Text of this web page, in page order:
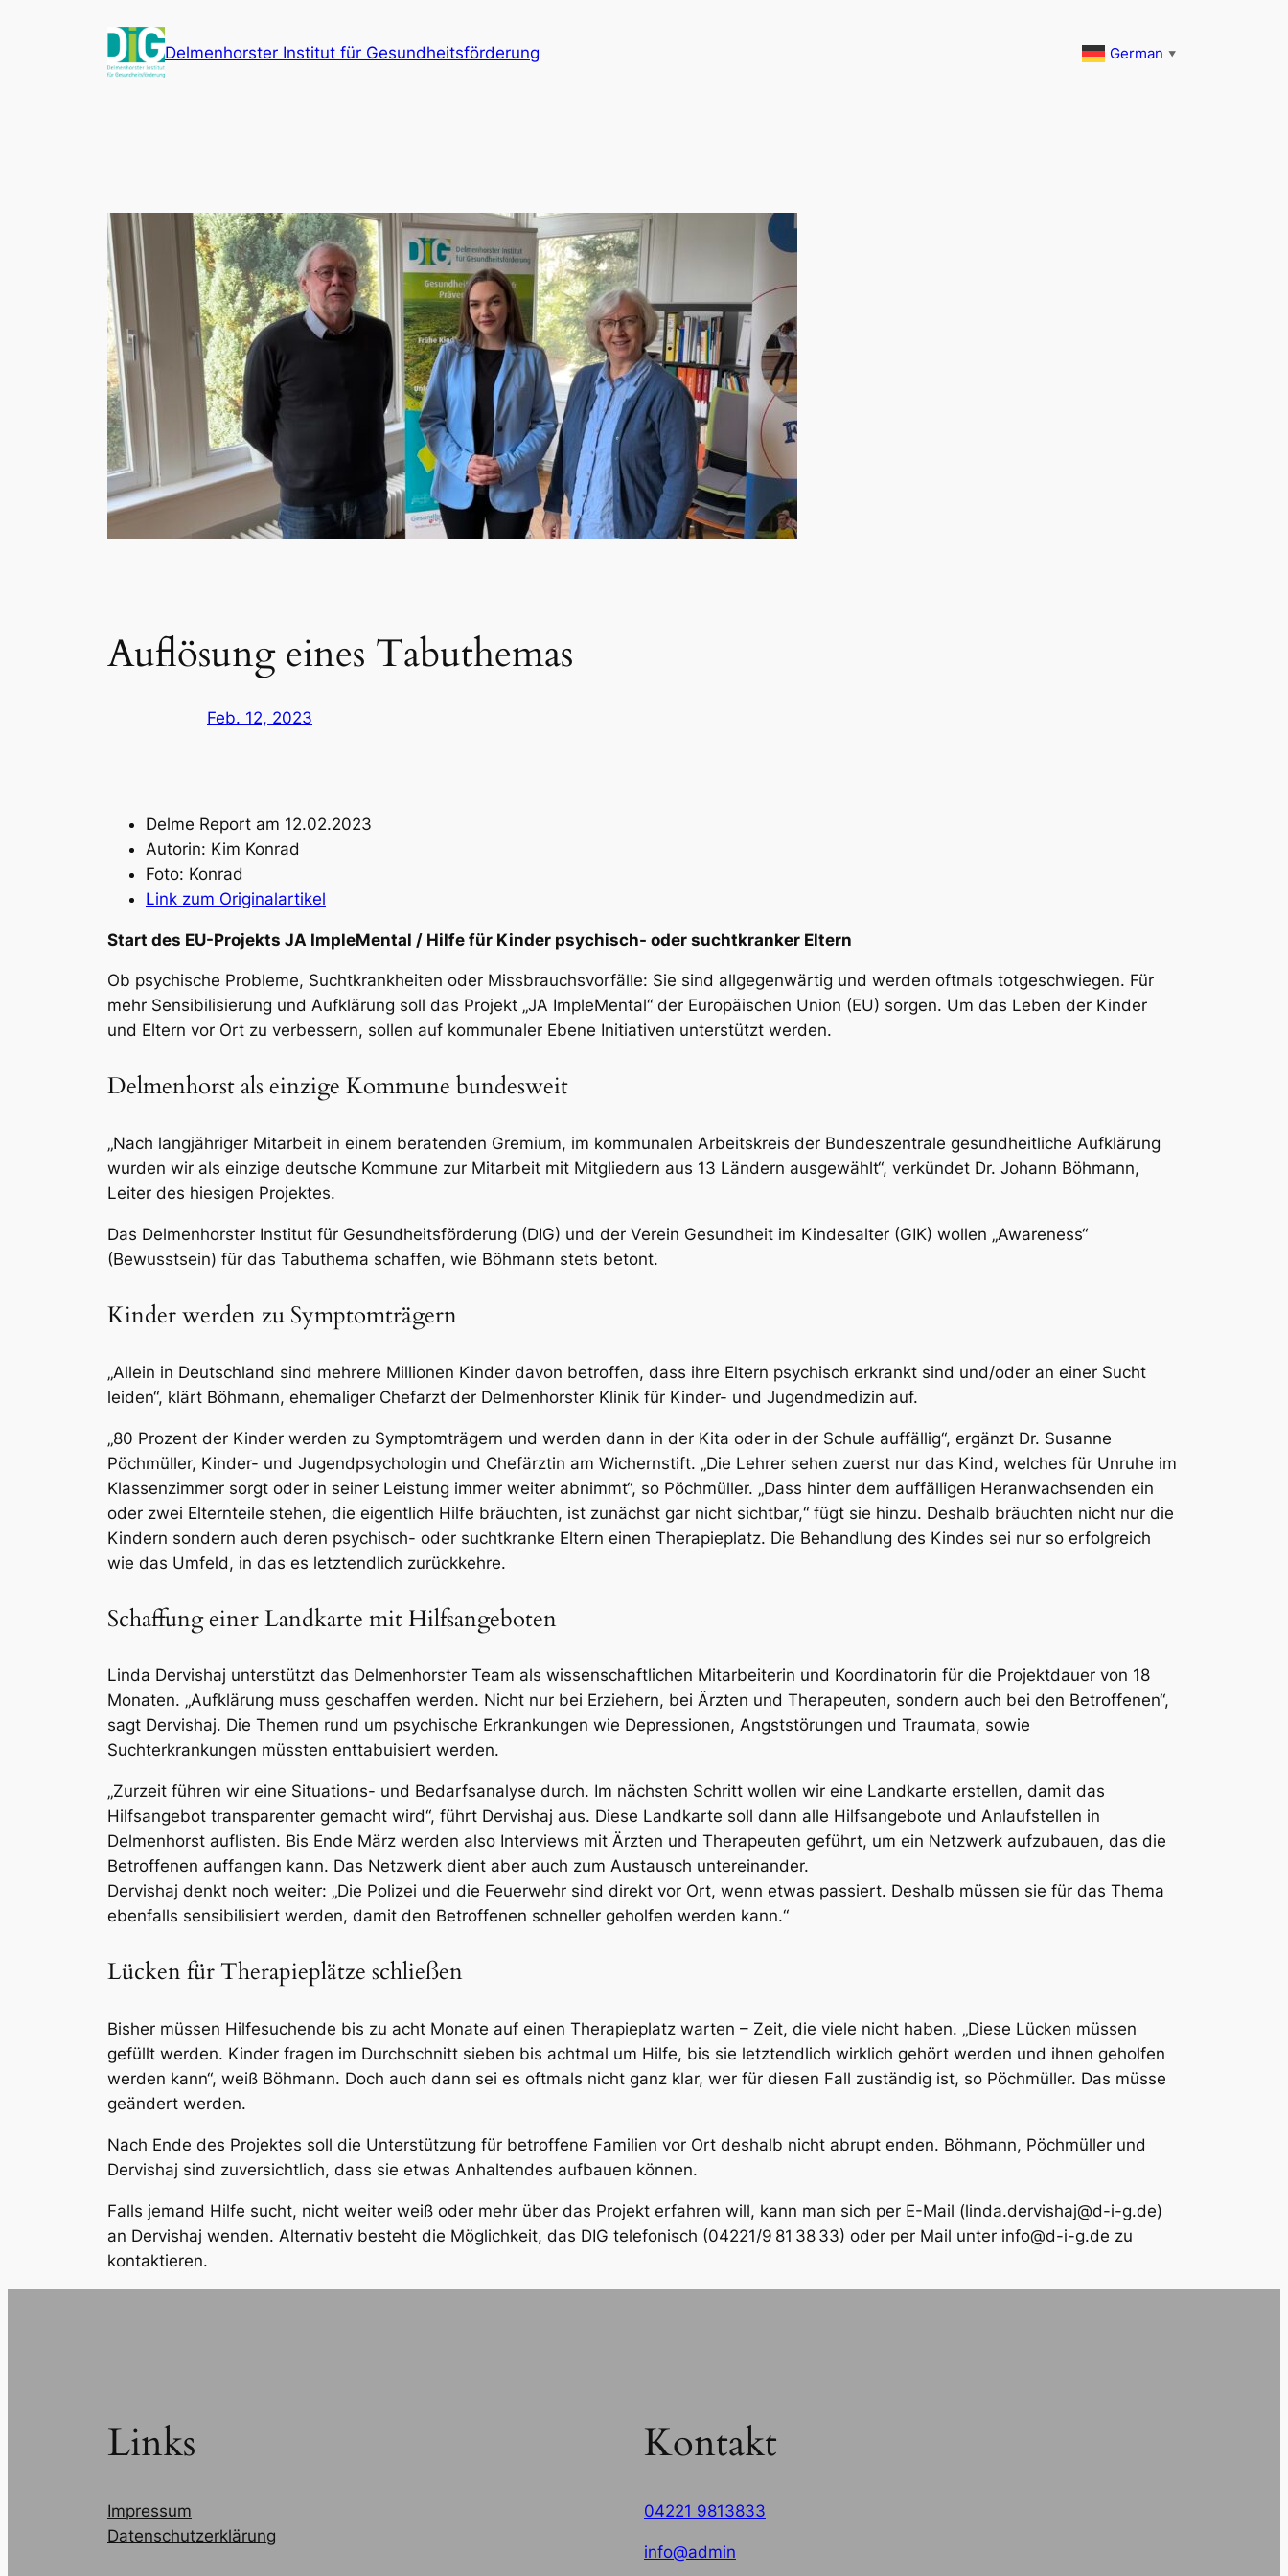
Delmenhorster Institut für Gesundheitsförderung German ▼
Auflösung eines Tabuthemas
Feb. 12, 2023
Delme Report am 12.02.2023
Autorin: Kim Konrad
Foto: Konrad
Link zum Originalartikel
Start des EU-Projekts JA ImpleMental / Hilfe für Kinder psychisch- oder suchtkranker Eltern
Ob psychische Probleme, Suchtkrankheiten oder Missbrauchsvorfälle: Sie sind allgegenwärtig und werden oftmals totgeschwiegen. Für
mehr Sensibilisierung und Aufklärung soll das Projekt „JA ImpleMental“ der Europäischen Union (EU) sorgen. Um das Leben der Kinder
und Eltern vor Ort zu verbessern, sollen auf kommunaler Ebene Initiativen unterstützt werden.
Delmenhorst als einzige Kommune bundesweit
„Nach langjähriger Mitarbeit in einem beratenden Gremium, im kommunalen Arbeitskreis der Bundeszentrale gesundheitliche Aufklärung
wurden wir als einzige deutsche Kommune zur Mitarbeit mit Mitgliedern aus 13 Ländern ausgewählt“, verkündet Dr. Johann Böhmann,
Leiter des hiesigen Projektes.
Das Delmenhorster Institut für Gesundheitsförderung (DIG) und der Verein Gesundheit im Kindesalter (GIK) wollen „Awareness“
(Bewusstsein) für das Tabuthema schaffen, wie Böhmann stets betont.
Kinder werden zu Symptomträgern
„Allein in Deutschland sind mehrere Millionen Kinder davon betroffen, dass ihre Eltern psychisch erkrankt sind und/oder an einer Sucht
leiden“, klärt Böhmann, ehemaliger Chefarzt der Delmenhorster Klinik für Kinder- und Jugendmedizin auf.
„80 Prozent der Kinder werden zu Symptomträgern und werden dann in der Kita oder in der Schule auffällig“, ergänzt Dr. Susanne
Pöchmüller, Kinder- und Jugendpsychologin und Chefärztin am Wichernstift. „Die Lehrer sehen zuerst nur das Kind, welches für Unruhe im
Klassenzimmer sorgt oder in seiner Leistung immer weiter abnimmt“, so Pöchmüller. „Dass hinter dem auffälligen Heranwachsenden ein
oder zwei Elternteile stehen, die eigentlich Hilfe bräuchten, ist zunächst gar nicht sichtbar,“ fügt sie hinzu. Deshalb bräuchten nicht nur die
Kindern sondern auch deren psychisch- oder suchtkranke Eltern einen Therapieplatz. Die Behandlung des Kindes sei nur so erfolgreich
wie das Umfeld, in das es letztendlich zurückkehre.
Schaffung einer Landkarte mit Hilfsangeboten
Linda Dervishaj unterstützt das Delmenhorster Team als wissenschaftlichen Mitarbeiterin und Koordinatorin für die Projektdauer von 18
Monaten. „Aufklärung muss geschaffen werden. Nicht nur bei Erziehern, bei Ärzten und Therapeuten, sondern auch bei den Betroffenen“,
sagt Dervishaj. Die Themen rund um psychische Erkrankungen wie Depressionen, Angststörungen und Traumata, sowie
Suchterkrankungen müssten enttabuisiert werden.
„Zurzeit führen wir eine Situations- und Bedarfsanalyse durch. Im nächsten Schritt wollen wir eine Landkarte erstellen, damit das
Hilfsangebot transparenter gemacht wird“, führt Dervishaj aus. Diese Landkarte soll dann alle Hilfsangebote und Anlaufstellen in
Delmenhorst auflisten. Bis Ende März werden also Interviews mit Ärzten und Therapeuten geführt, um ein Netzwerk aufzubauen, das die
Betroffenen auffangen kann. Das Netzwerk dient aber auch zum Austausch untereinander.
Dervishaj denkt noch weiter: „Die Polizei und die Feuerwehr sind direkt vor Ort, wenn etwas passiert. Deshalb müssen sie für das Thema
ebenfalls sensibilisiert werden, damit den Betroffenen schneller geholfen werden kann.“
Lücken für Therapieplätze schließen
Bisher müssen Hilfesuchende bis zu acht Monate auf einen Therapieplatz warten – Zeit, die viele nicht haben. „Diese Lücken müssen
gefüllt werden. Kinder fragen im Durchschnitt sieben bis achtmal um Hilfe, bis sie letztendlich wirklich gehört werden und ihnen geholfen
werden kann“, weiß Böhmann. Doch auch dann sei es oftmals nicht ganz klar, wer für diesen Fall zuständig ist, so Pöchmüller. Das müsse
geändert werden.
Nach Ende des Projektes soll die Unterstützung für betroffene Familien vor Ort deshalb nicht abrupt enden. Böhmann, Pöchmüller und
Dervishaj sind zuversichtlich, dass sie etwas Anhaltendes aufbauen können.
Falls jemand Hilfe sucht, nicht weiter weiß oder mehr über das Projekt erfahren will, kann man sich per E-Mail (linda.dervishaj@d-i-g.de)
an Dervishaj wenden. Alternativ besteht die Möglichkeit, das DIG telefonisch (04221/9 81 38 33) oder per Mail unter info@d-i-g.de zu
kontaktieren.
Links
Impressum
Datenschutzerklärung
Kontakt
04221 9813833
info@admin